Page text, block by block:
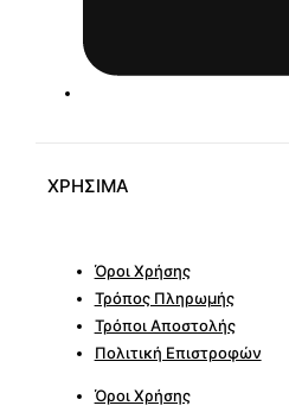
ΧΡΗΣΙΜΑ
Όροι Χρήσης
Τρόπος Πληρωμής
Τρόποι Αποστολής
Πολιτική Επιστροφών
Όροι Χρήσης